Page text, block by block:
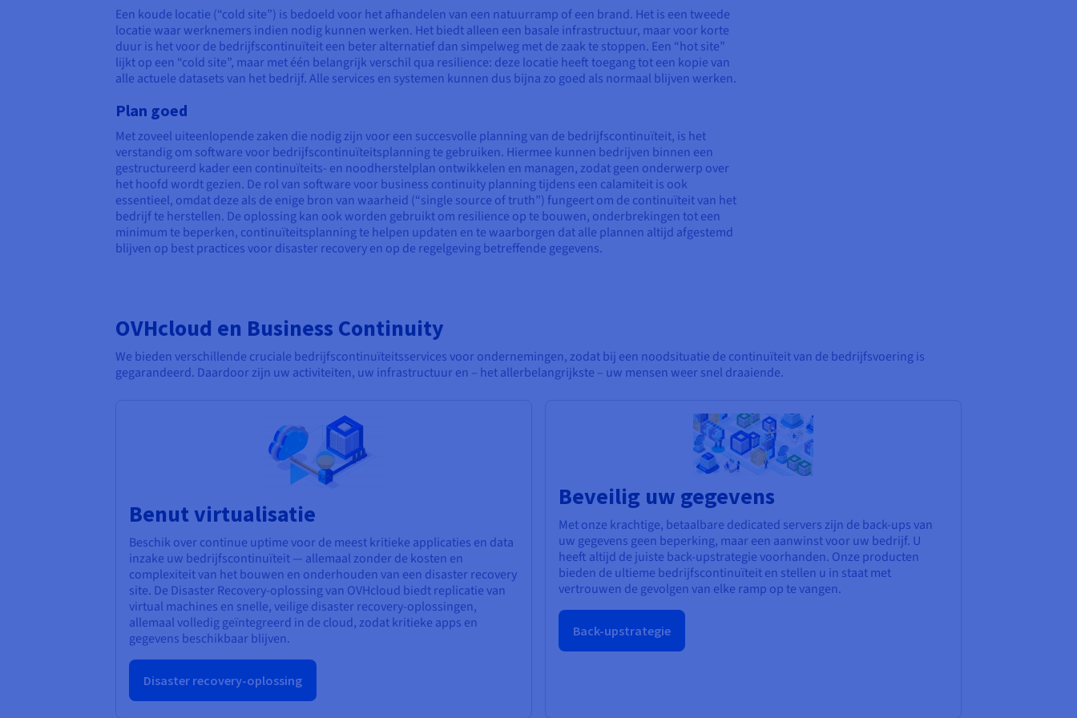
Een koude locatie (“cold site”) is bedoeld voor het afhandelen van een natuurramp of een brand. Het is een tweede
locatie waar werknemers indien nodig kunnen werken. Het biedt alleen een basale infrastructuur, maar voor korte
duur is het voor de bedrijfscontinuïteit een beter alternatief dan simpelweg met de zaak te stoppen. Een “hot site”
lijkt op een “cold site”, maar met één belangrijk verschil qua resilience: deze locatie heeft toegang tot een kopie van
alle actuele datasets van het bedrijf. Alle services en systemen kunnen dus bijna zo goed als normaal blijven werken.
Plan goed
Met zoveel uiteenlopende zaken die nodig zijn voor een succesvolle planning van de bedrijfscontinuïteit, is het
verstandig om software voor bedrijfscontinuïteitsplanning te gebruiken. Hiermee kunnen bedrijven binnen een
gestructureerd kader een continuïteits- en noodherstelplan ontwikkelen en managen, zodat geen onderwerp over
het hoofd wordt gezien. De rol van software voor business continuity planning tijdens een calamiteit is ook
essentieel, omdat deze als de enige bron van waarheid (“single source of truth”) fungeert om de continuïteit van het
bedrijf te herstellen. De oplossing kan ook worden gebruikt om resilience op te bouwen, onderbrekingen tot een
minimum te beperken, continuïteitsplanning te helpen updaten en te waarborgen dat alle plannen altijd afgestemd
blijven op best practices voor disaster recovery en op de regelgeving betreffende gegevens.
OVHcloud en Business Continuity
We bieden verschillende cruciale bedrijfscontinuïteitsservices voor ondernemingen, zodat bij een noodsituatie de continuïteit van de bedrijfsvoering is
gegarandeerd. Daardoor zijn uw activiteiten, uw infrastructuur en – het allerbelangrijkste – uw mensen weer snel draaiende.
Benut virtualisatie
Beschik over continue uptime voor de meest kritieke applicaties en data
inzake uw bedrijfscontinuïteit — allemaal zonder de kosten en
complexiteit van het bouwen en onderhouden van een disaster recovery
site. De Disaster Recovery-oplossing van OVHcloud biedt replicatie van
virtual machines en snelle, veilige disaster recovery-oplossingen,
allemaal volledig geïntegreerd in de cloud, zodat kritieke apps en
gegevens beschikbaar blijven.
Disaster recovery-oplossing
Beveilig uw gegevens
Met onze krachtige, betaalbare dedicated servers zijn de back-ups van
uw gegevens geen beperking, maar een aanwinst voor uw bedrijf. U
heeft altijd de juiste back-upstrategie voorhanden. Onze producten
bieden de ultieme bedrijfscontinuïteit en stellen u in staat met
vertrouwen de gevolgen van elke ramp op te vangen.
Back-upstrategie